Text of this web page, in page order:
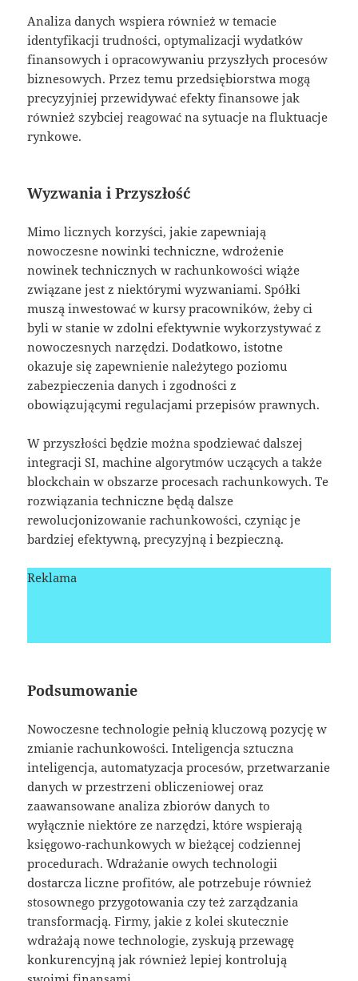
Analiza danych wspiera również w temacie
identyfikacji trudności, optymalizacji wydatków
finansowych i opracowywaniu przyszłych procesów
biznesowych. Przez temu przedsiębiorstwa mogą
precyzyjniej przewidywać efekty finansowe jak
również szybciej reagować na sytuacje na fluktuacje
rynkowe.
Wyzwania i Przyszłość
Mimo licznych korzyści, jakie zapewniają
nowoczesne nowinki techniczne, wdrożenie
nowinek technicznych w rachunkowości wiąże
związane jest z niektórymi wyzwaniami. Spółki
muszą inwestować w kursy pracowników, żeby ci
byli w stanie w zdolni efektywnie wykorzystywać z
nowoczesnych narzędzi. Dodatkowo, istotne
okazuje się zapewnienie należytego poziomu
zabezpieczenia danych i zgodności z
obowiązującymi regulacjami przepisów prawnych.
W przyszłości będzie można spodziewać dalszej
integracji SI, machine algorytmów uczących a także
blockchain w obszarze procesach rachunkowych. Te
rozwiązania techniczne będą dalsze
rewolucjonizowanie rachunkowości, czyniąc je
bardziej efektywną, precyzyjną i bezpieczną.
Reklama
Podsumowanie
Nowoczesne technologie pełnią kluczową pozycję w
zmianie rachunkowości. Inteligencja sztuczna
inteligencja, automatyzacja procesów, przetwarzanie
danych w przestrzeni obliczeniowej oraz
zaawansowane analiza zbiorów danych to
wyłącznie niektóre ze narzędzi, które wspierają
księgowo-rachunkowych w bieżącej codziennej
procedurach. Wdrażanie owych technologii
dostarcza liczne profitów, ale potrzebuje również
stosownego przygotowania czy też zarządzania
transformacją. Firmy, jakie z kolei skutecznie
wdrażają nowe technologie, zyskują przewagę
konkurencyjną jak również lepiej kontrolują